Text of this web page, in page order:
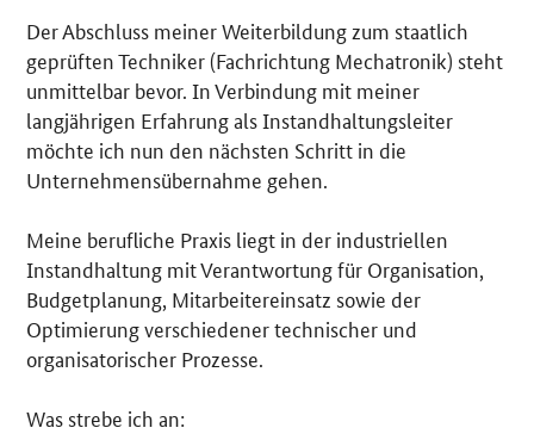
Der Abschluss meiner Weiterbildung zum staatlich
geprüften Techniker (Fachrichtung Mechatronik) steht
unmittelbar bevor. In Verbindung mit meiner
langjährigen Erfahrung als Instandhaltungsleiter
möchte ich nun den nächsten Schritt in die
Unternehmensübernahme gehen.
Meine berufliche Praxis liegt in der industriellen
Instandhaltung mit Verantwortung für Organisation,
Budgetplanung, Mitarbeitereinsatz sowie der
Optimierung verschiedener technischer und
organisatorischer Prozesse.
Was strebe ich an: